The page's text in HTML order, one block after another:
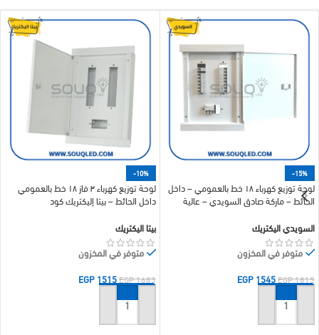
-15%
لوحة توزيع كهرباء ١٨ خط بالعمومي – داخل
الحائط – ماركة صادق السويدي – عالية
السويدي اليكتريك
متوفر في المخزون
EGP1815
EGP1545
إضافة إلى السلة
-10%
لوحة توزيع كهرباء ٣ فاز ١٨ خط بالعمومي
داخل الحائط – بيتا إليكتريك كود
بيتا اليكتريك
متوفر في المخزون
EGP1683
EGP1515
إضافة إلى السلة